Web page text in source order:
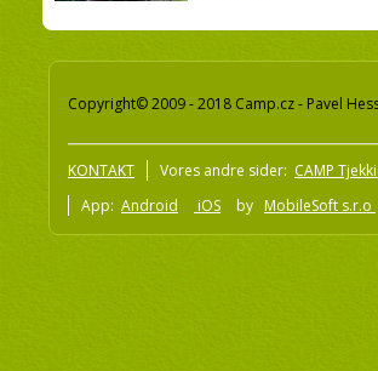
Copyright© 2009 - 2018 Camp.cz - Pavel
KONTAKT Vores andre sider: CAMP
App: Android iOS by MobileSoft s.r.o